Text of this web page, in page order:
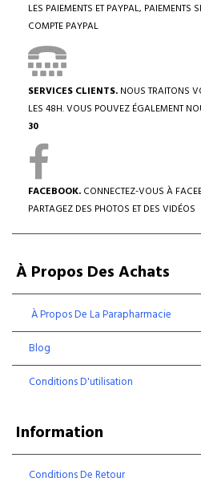
LES PAIEMENTS ET PAYPAL, PAIEMENTS
COMPTE PAYPAL
SERVICES CLIENTS. NOUS TRAITONS
LES 48H. VOUS POUVEZ ÉGALEMENT
30
FACEBOOK. CONNECTEZ-VOUS À
PARTAGEZ DES PHOTOS ET DES VIDÉOS
À Propos Des Achats
À Propos De La Parapharmacie
Blog
Conditions D'utilisation
Information
Conditions De Retour